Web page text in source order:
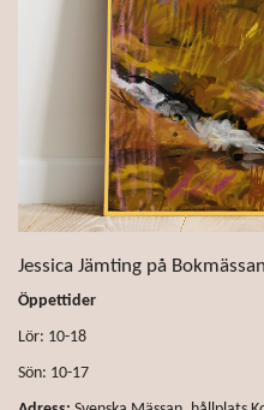
Jessica Jämting på
Öppettider
Lör: 10-18
Sön: 10-17